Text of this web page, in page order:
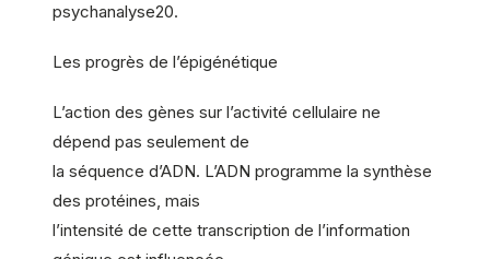
psychanalyse20.
Les progrès de l’épigénétique
L’action des gènes sur l’activité cellulaire ne
dépend pas seulement de
la séquence d’ADN. L’ADN programme la synthèse
des protéines, mais
l’intensité de cette transcription de l’information